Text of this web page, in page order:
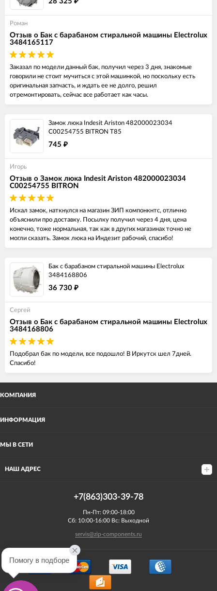
Роман
Отзыв о Бак с барабаном стиральной машины Electrolux
3484165117
Заказал по модели данный бак, получил через 3 дня, знакомые
говорили не стоит мучиться с этой машинкой, но поскольку есть
оригинальная запчасть, и ждать ее не долго, решил
отремонтировать, сейчас все работает как часы.
Замок люка Indesit Ariston 482000023034
C00254755 BITRON T85
745 ₽
Игорь
Отзыв о Замок люка Indesit Ariston 482000023034
C00254755 BITRON
Искал замок, наткнулся на магазин ЗИП компонкнтс, отлично
объяснили про доставку. Посылку получил через 4 дня, цена
конечно, тоже нормальная, так как в других магазинах точно не
могли сказать. Замок люка на Индезит рабочий, спасибо!
Бак с барабаном стиральной машины Electrolux
3484168806
36 730 ₽
Сергей
Отзыв о Бак с барабаном стиральной машины Electrolux
3484168806
Подобрал бак по модели, все подошло! В Иркутск шел 7дней.
Спасибо!
КОМПАНИЯ
ИНФОРМАЦИЯ
МЫ В СЕТИ
НАШ АДРЕС
+7(863)303-39-78
Пн-Пт: 09:00-18:00
Сб: 10:00-16:00 Вс: Выходной
servis@zip-components.ru
Помогу в подборе